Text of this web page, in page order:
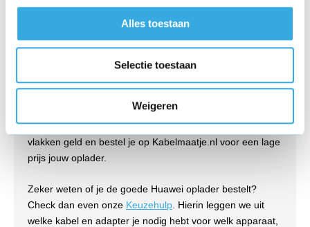
Alles toestaan
Selectie toestaan
Weigeren
goedkoop?
Wij verkopen originele opladers tegen lage prijzen. We
kopen elke oplader direct in bij de fabrikant in grote
in een retailverpakking zitten, maar alleen in een
beschermend plastic. Hierdoor besparen wij op diverse
vlakken geld en bestel je op Kabelmaatje.nl voor een lage
prijs jouw oplader.
Zeker weten of je de goede Huawei oplader bestelt?
Check dan even onze Keuzehulp . Hierin leggen we uit
welke kabel en adapter je nodig hebt voor welk apparaat,